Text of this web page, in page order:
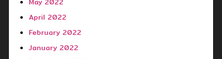
April 2022
February 2022
January 2022